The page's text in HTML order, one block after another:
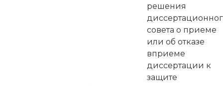
решения
совета о приеме
или об отказе
вприеме
диссертации к
защите